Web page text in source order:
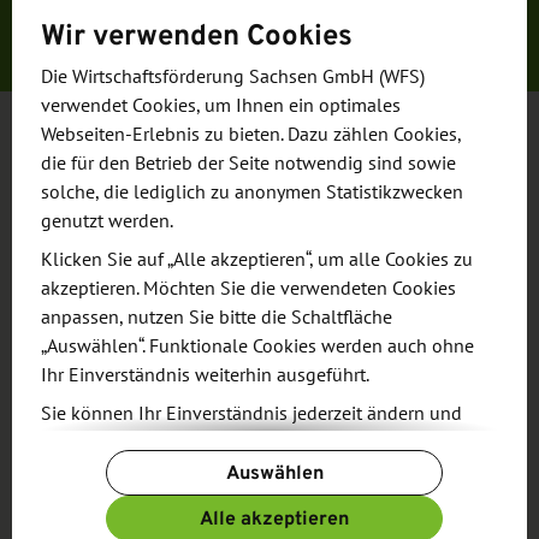
Innovations-Ökosystem Food
Vielfältige Herausforderungen zwingen die
sächsischen Lebensmittel-Betriebe zu stetiger
Anpassung. Vor allem KMUs können das nur im
Netzwerk mit gebündelter Innovationskraft
meistern. In einer Konzeptstudie wurden
zur Stärkung der Branche analysiert.
Aus den im Prozess formulierten Bedarfen und
Wir verwenden Cookies
Die Wirtschaftsförderung Sachsen GmbH (WFS)
verwendet Cookies, um Ihnen ein optimales
Webseiten-Erlebnis zu bieten. Dazu zählen Cookies,
die für den Betrieb der Seite notwendig sind sowie
solche, die lediglich zu anonymen Statistikzwecken
genutzt werden.
Klicken Sie auf „Alle akzeptieren“, um alle Cookies zu
akzeptieren. Möchten Sie die verwendeten Cookies
anpassen, nutzen Sie bitte die Schaltfläche
„Auswählen“. Funktionale Cookies werden auch ohne
Ihr Einverständnis weiterhin ausgeführt.
Sie können Ihr Einverständnis jederzeit ändern und
Schaltfläche „Cookie-Einstellungen ändern“ zur
Verfügung.
Auswählen
Alle akzeptieren